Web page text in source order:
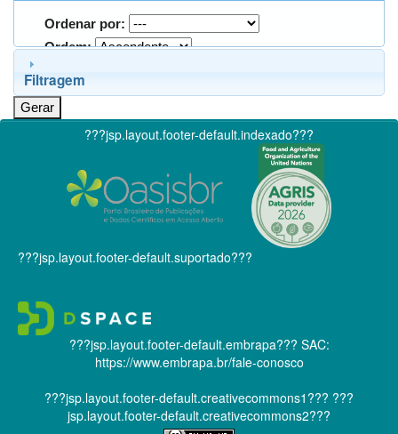
Ordenar por:
Ordem:
Filtragem
???jsp.layout.footer-default.indexado???
???jsp.layout.footer-default.suportado???
???jsp.layout.footer-default.embrapa??? SAC:
https://www.embrapa.br/fale-conosco
???jsp.layout.footer-default.creativecommons1??? ???
jsp.layout.footer-default.creativecommons2???